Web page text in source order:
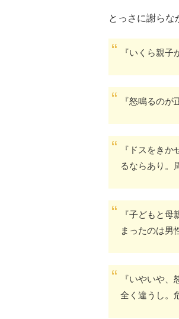
とっさに謝らな
『いくら親
『怒鳴るのが
『ドスをき
るならあり。
『子どもと
まったのは男
『いやいや
全く違うし。